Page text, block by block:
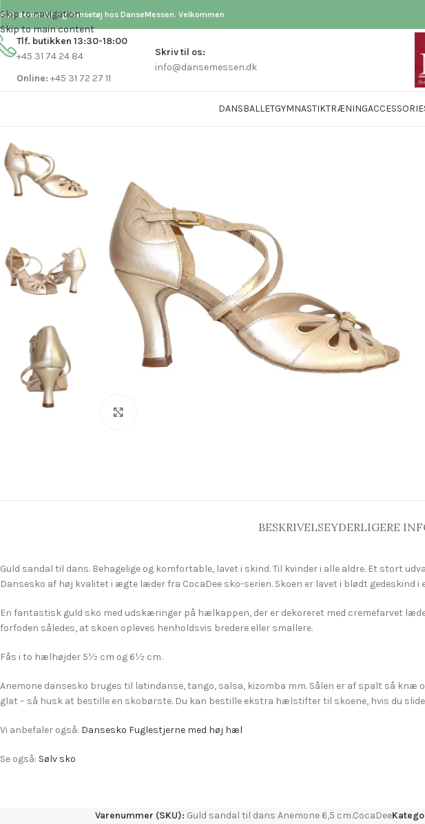
Skip to navigation
Skip to main content
Køb dansesko og dansetøj hos DanseMessen. Velkommen
Tlf. butikken 13:30-18:00
+45 31 74 24 84
Online: +45 31 72 27 11
Skriv til os:
info@dansemessen.dk
DANSBALLETGYMNASTIKTRÆNING
BESKRIVELSEYDERLIGERE
Guld sandal til dans. Behagelige og komfortable, lavet i skind. Til kvinder i alle aldre. Et stort
Dansesko af høj kvalitet i ægte læder fra CocaDee sko-serien. Skoen er lavet i blødt gedeskind
En fantastisk guld sko med udskæringer på hælkappen, der er dekoreret med cremefarvet
forfoden således, at skoen opleves henholdsvis bredere eller smallere.
Fås i to hælhøjder 5½ cm og 6½ cm.
Anemone dansesko bruges til latindanse, tango, salsa, kizomba mm. Sålen er af spalt så
glat – så husk at bestille en skobørste. Du kan bestille ekstra hælstifter til skoene, hvis du
Vi anbefaler også: Dansesko Fuglestjerne med høj hæl
Se også: Sølv sko
Varenummer (SKU): Guld sandal til dans Anemone 6,5 cm.CocaDee